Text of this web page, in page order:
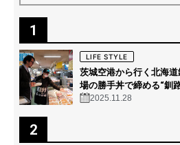
1
LIFE STYLE
茨城空港から行く北海
場の勝手丼で締める“釧
2025.11.28
2